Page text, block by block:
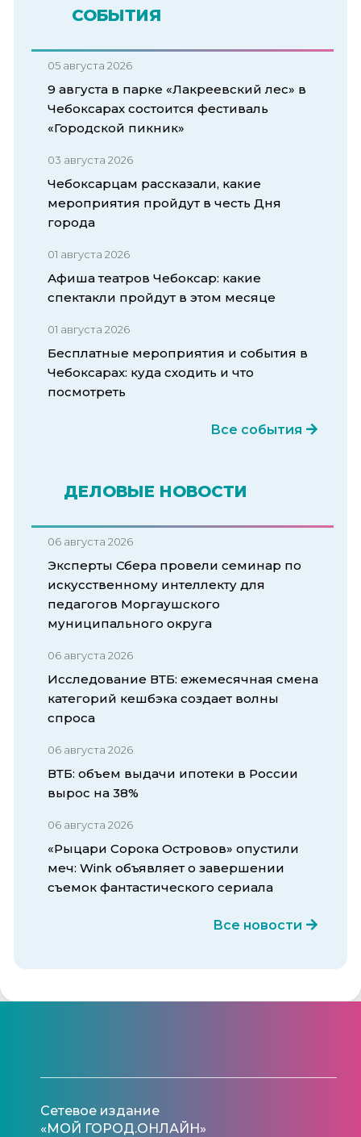
СОБЫТИЯ
05 августа 2026
9 августа в парке «Лакреевский лес» в
Чебоксарах состоится фестиваль
«Городской пикник»
03 августа 2026
Чебоксарцам рассказали, какие
мероприятия пройдут в честь Дня
города
01 августа 2026
Афиша театров Чебоксар: какие
спектакли пройдут в этом месяце
01 августа 2026
Бесплатные мероприятия и события в
Чебоксарах: куда сходить и что
посмотреть
Все события
ДЕЛОВЫЕ НОВОСТИ
06 августа 2026
Эксперты Сбера провели семинар по
искусственному интеллекту для
педагогов Моргаушского
муниципального округа
06 августа 2026
Исследование ВТБ: ежемесячная смена
категорий кешбэка создает волны
спроса
06 августа 2026
ВТБ: объем выдачи ипотеки в России
вырос на 38%
06 августа 2026
«Рыцари Сорока Островов» опустили
меч: Wink объявляет о завершении
съемок фантастического сериала
Все новости
Сетевое издание
«МОЙ ГОРОД.ОНЛАЙН»